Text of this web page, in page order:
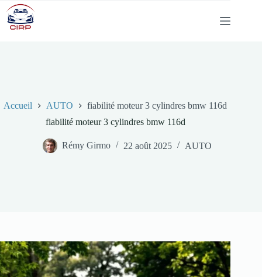
Passer
au
contenu
Accueil AUTO
fiabilité moteur 3 cylindres bmw 116d
fiabilité moteur 3 cylindres bmw 116d
Rémy Girmo 22 août 2025 AUTO